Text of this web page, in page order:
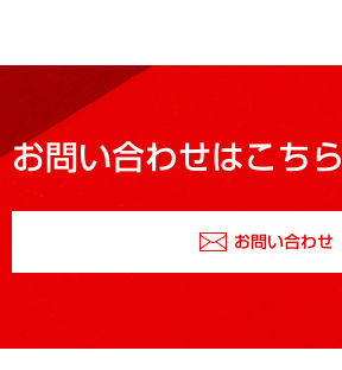
お問い合わせはこちら
お問い合わせ